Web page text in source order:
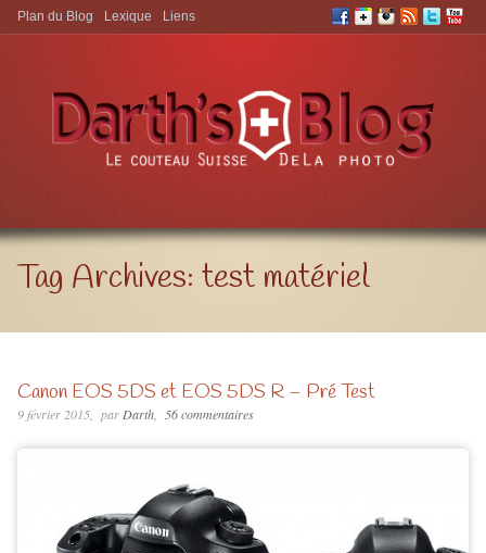
Aller à:
Plan du Blog Lexique Liens
Tag Archives: test matériel
Canon EOS 5DS et EOS 5DS R – Pré Test
9 février 2015 parDarth 56 commentaires